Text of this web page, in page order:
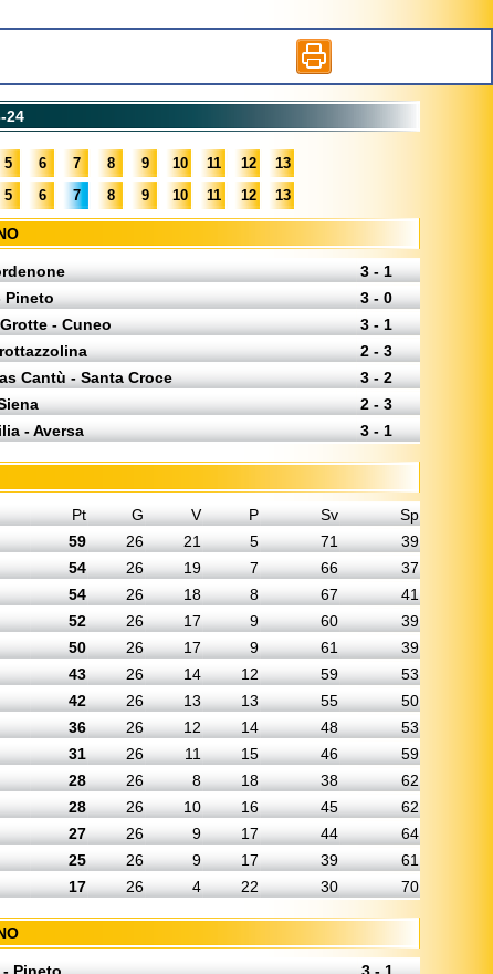
24
5 6 7 8 9 10 11 12 13
5 6 7 8 9 10 11 12 13
3 - 1
Pineto
3 - 0
- Cuneo
3 - 1
2 - 3
Cantù - Santa Croce
3 - 2
2 - 3
- Aversa 3 - 1
Pt G V P Sv
Sp
59 26 21 5 71
39
54 26 19 7 66
37
54 26 18 8 67
41
52 26 17 9 60
39
50 26 17 9 61
39
43 26 14 12 59
53
42 26 13 13 55
50
36 26 12 14 48
53
31 26 11 15 46
59
28 26 8 18 38
62
28 26 10 16 45
62
27 26 9 17 44
64
25 26 9 17 39
61
17 26 4 22 30 70